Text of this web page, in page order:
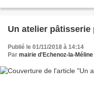
Un atelier
Publié le 01/11/2018 à 14:14
Par mairie d'Echenoz-la-Méline